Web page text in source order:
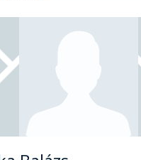
Alkotmány utca 9-11.
bge.hu